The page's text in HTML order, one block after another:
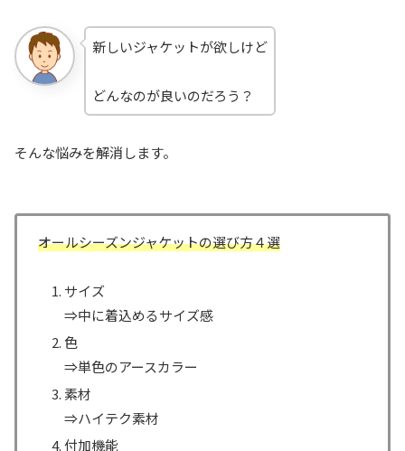
新しいジャケットが欲しけど
どんなのが良いのだろう？
そんな悩みを解消します。
オールシーズンジャケットの選び方４選
サイズ
⇒中に着込めるサイズ感
色
⇒単色のアースカラー
素材
⇒ハイテク素材
付加機能